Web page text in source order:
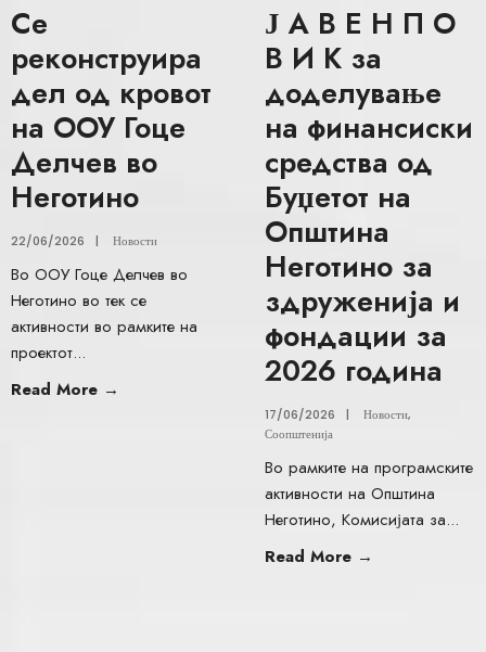
Се
реконструира
дел од кровот
на ООУ Гоце
Делчев во
Неготино
22/06/2026 | Новости
Во ООУ Гоце Делчев во
Неготино во тек се
активности во рамките на
проектот...
Read More →
Ј А В Е Н П О
В И К за
доделување
на финансиски
средства од
Буџетот на
Општина
Неготино за
здруженија и
фондации за
2026 година
17/06/2026 | Новости,
Соопштенија
Во рамките на програмските
активности на Општина
Неготино, Комисијата за...
Read More →